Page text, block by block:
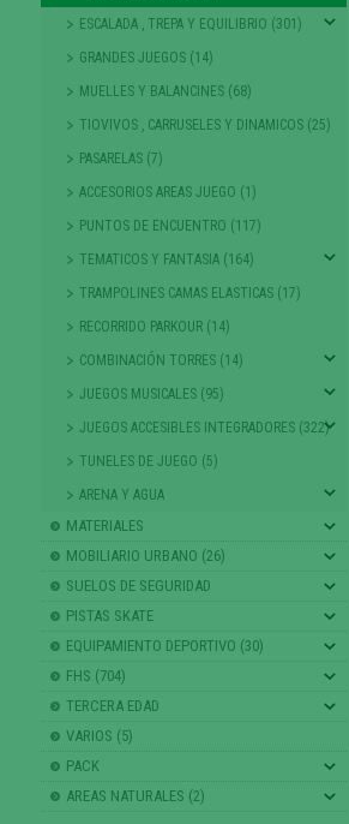
ESCALADA , TREPA Y EQUILIBRIO (301)
GRANDES JUEGOS (14)
MUELLES Y BALANCINES (68)
TIOVIVOS , CARRUSELES Y DINAMICOS (25)
PASARELAS (7)
ACCESORIOS AREAS JUEGO (1)
PUNTOS DE ENCUENTRO (117)
TEMATICOS Y FANTASIA (164)
TRAMPOLINES CAMAS ELASTICAS (17)
RECORRIDO PARKOUR (14)
COMBINACIÓN TORRES (14)
JUEGOS MUSICALES (95)
JUEGOS ACCESIBLES INTEGRADORES (322)
TUNELES DE JUEGO (5)
ARENA Y AGUA
MATERIALES
MOBILIARIO URBANO (26)
SUELOS DE SEGURIDAD
PISTAS SKATE
EQUIPAMIENTO DEPORTIVO (30)
FHS (704)
TERCERA EDAD
VARIOS (5)
PACK
AREAS NATURALES (2)